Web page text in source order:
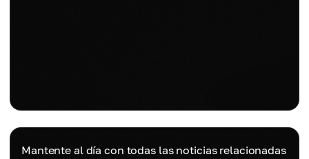
Mantente al día con todas las noticias relacionadas